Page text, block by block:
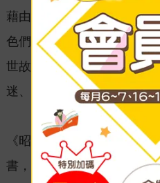
藉由不同的段子，闡述作
色們在這之中不僅求得技
世故……種種皆是《昭和元
迷、影迷心中屹立不搖的原
《昭和元祿落語心中》的
書，將36開漫畫放大至32